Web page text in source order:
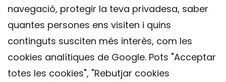
navegació, protegir la teva privadesa, saber
quantes persones ens visiten i quins
continguts susciten més interès, com les
cookies analítiques de Google. Pots "Acceptar
totes les cookies", "Rebutjar cookies